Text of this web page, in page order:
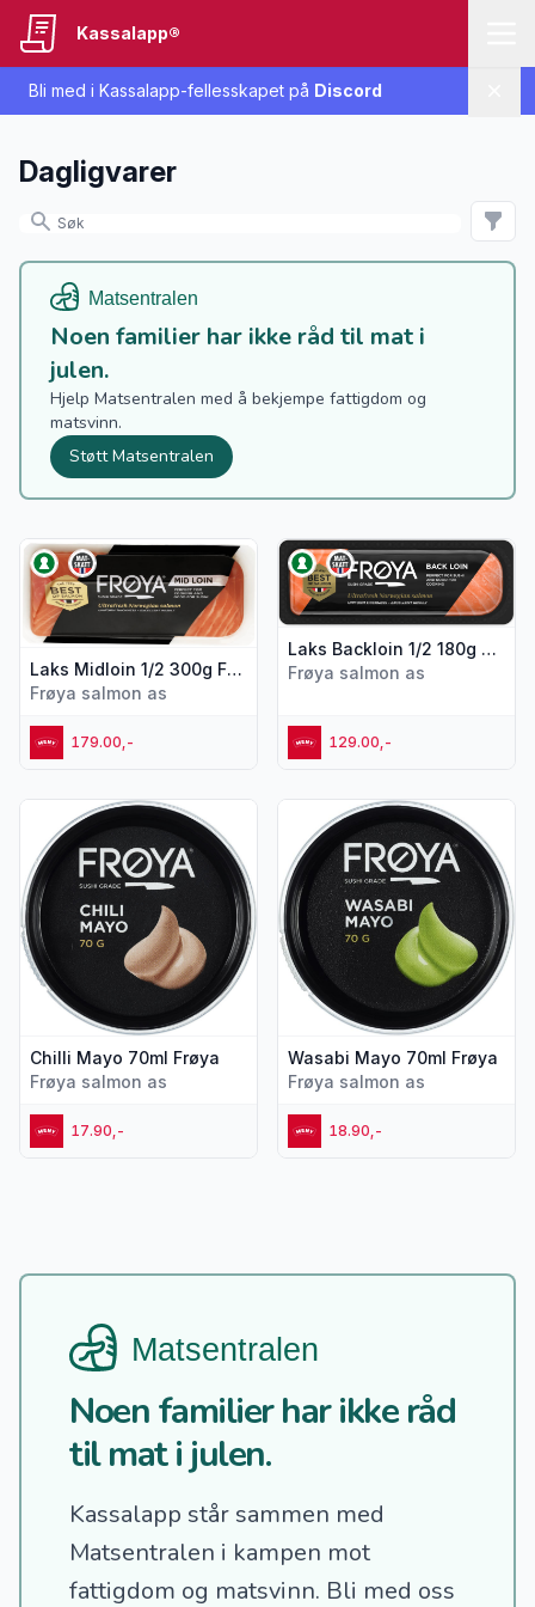
Bli med i Kassalapp-fellesskapet på Discord
Kassalapp®
Dagligvarer
Noen familier har ikke råd til mat i
julen.
Hjelp Matsentralen med å bekjempe fattigdom og
matsvinn.
Støtt Matsentralen
Laks Midloin 1/2 300g Frøya
Frøya salmon as
179.00,-
Vis flere detaljer for produktet "Laks Midloin 1/2 300g
Laks Backloin 1/2 180g Frøya
Frøya salmon as
129.00,-
Vis flere detaljer for
Chilli Mayo 70ml Frøya
Frøya salmon as
17.90,-
Vis flere detaljer for produktet "Chilli Mayo 70ml Frøya"
Wasabi Mayo 70ml Frøya
Frøya salmon as
18.90,-
Vis flere detaljer for
Noen familier har ikke råd
til mat i julen.
Kassalapp står sammen med
Matsentralen i kampen mot
fattigdom og matsvinn. Bli med oss